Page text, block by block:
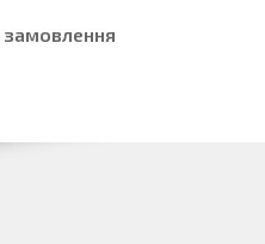
замовлення